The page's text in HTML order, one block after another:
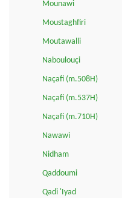
Mounawi
Moustaghfiri
Moutawalli
Naboulouçi
Naçafi (m.508H)
Naçafi (m.537H)
Naçafi (m.710H)
Nawawi
Nidham
Qaddoumi
Qadi 'Iyad